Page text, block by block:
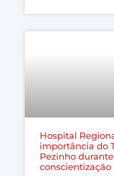
Hospital
importância do
Pezinho
conscientização